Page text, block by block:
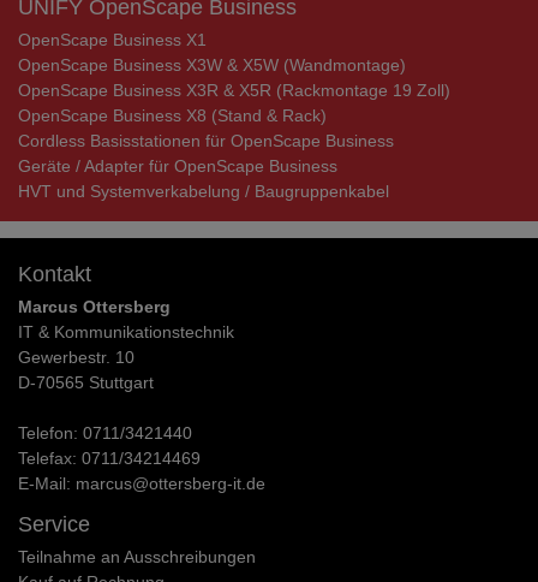
UNIFY OpenScape Business
OpenScape Business X1
OpenScape Business X3W & X5W (Wandmontage)
OpenScape Business X3R & X5R (Rackmontage 19 Zoll)
OpenScape Business X8 (Stand & Rack)
Cordless Basisstationen für OpenScape Business
Geräte / Adapter für OpenScape Business
HVT und Systemverkabelung / Baugruppenkabel
Kontakt
Marcus Ottersberg
IT & Kommunikationstechnik
Gewerbestr. 10
D-70565 Stuttgart
Telefon: 0711/3421440
Telefax: 0711/34214469
E-Mail: marcus@ottersberg-it.de
Service
Teilnahme an Ausschreibungen